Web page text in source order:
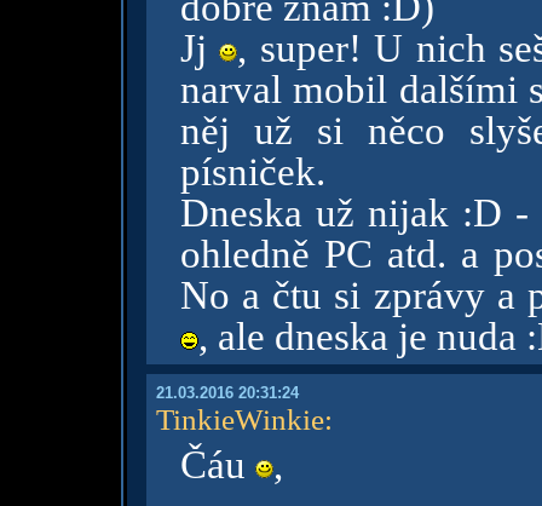
Jj
, super! U nich
narval mobil dalšími
něj už si něco
písniček.
Dneska už nijak :D
ohledně PC atd. a
No a čtu si zprávy a
, ale dneska je nuda
21.03.2016 20:31:24
TinkieWinkie:
Čáu
,